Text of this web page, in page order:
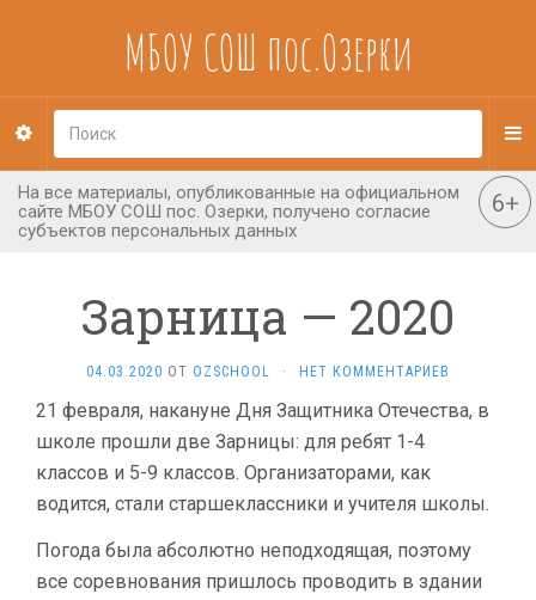
МБОУ СОШ пос.Озерки
Зарница — 2020
04.03.2020 ОТ OZSCHOOL · НЕТ КОММЕНТАРИЕВ
21 февраля, накануне Дня Защитника Отечества, в
школе прошли две Зарницы: для ребят 1-4
классов и 5-9 классов. Организаторами, как
водится, стали старшеклассники и учителя школы.
Погода была абсолютно неподходящая, поэтому
все соревнования пришлось проводить в здании